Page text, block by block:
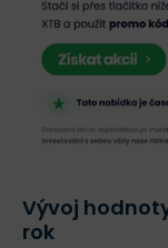
Vývoj
rok